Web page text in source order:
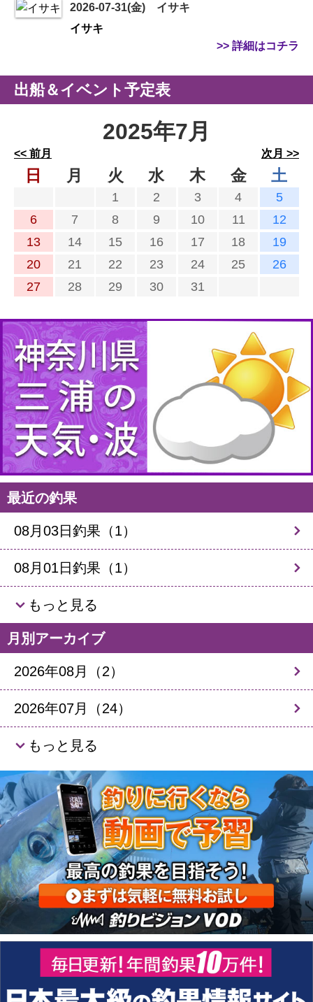
2026-07-31(金) イサキ
イサキ
>> 詳細はコチラ
出船＆イベント予定表
2025年7月
<< 前月 次月 >>
日 月 火 水 木 金 土
1 2 3 4
5
6
7 8 9 10 11
12
13
14 15 16 17 18
19
20
21 22 23 24 25
26
27
28 29 30 31
最近の釣果
08月03日釣果（1）
08月01日釣果（1）
もっと見る
月別アーカイブ
2026年08月（2）
2026年07月（24）
もっと見る